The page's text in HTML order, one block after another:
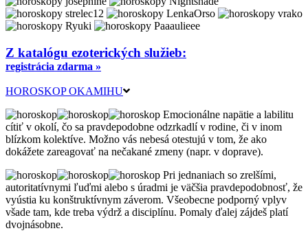
Z katalógu ezoterických služieb:
registrácia zdarma »
HOROSKOP OKAMIHU
Emocionálne napätie a labilitu
cítiť v okolí, čo sa pravdepodobne odzrkadlí v rodine, či v inom
blízkom kolektíve. Možno vás nebesá otestujú v tom, že ako
dokážete zareagovať na nečakané zmeny (napr. v doprave).
Pri jednaniach so zrelšími,
autoritatívnymi ľuďmi alebo s úradmi je väčšia pravdepodobnosť, že
vyústia ku konštruktívnym záverom. Všeobecne podporný vplyv
všade tam, kde treba výdrž a disciplínu. Pomaly ďalej zájdeš platí
dvojnásobne.